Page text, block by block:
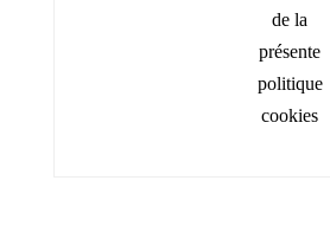
de la
présente
politique
cookies